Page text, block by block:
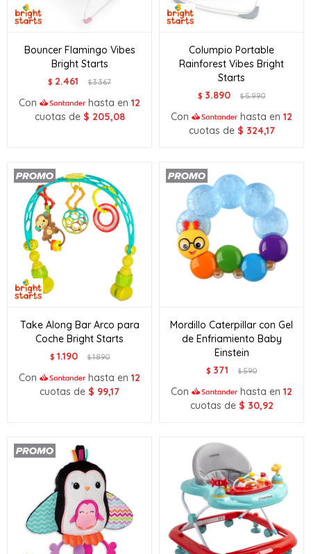
Bouncer Flamingo Vibes
Bright Starts
$ 2.461 $3.367
Con hasta en 12
cuotas de $ 205,08
Columpio Portable
Rainforest Vibes Bright
Starts
$ 3.890 $5.990
Con hasta en 12
cuotas de $ 324,17
Take Along Bar Arco para
Coche Bright Starts
$ 1.190 $1.890
Con hasta en 12
cuotas de $ 99,17
Mordillo Caterpillar con Gel
de Enfriamiento Baby
Einstein
$ 371 $590
Con hasta en 12
cuotas de $ 30,92